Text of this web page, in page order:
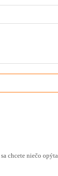
chcete niečo